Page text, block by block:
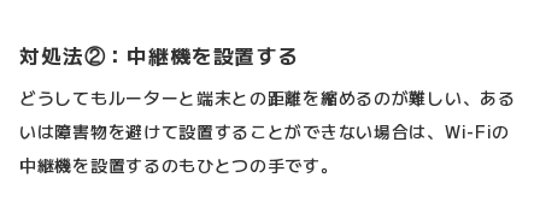
対処法②：中継機を設置する
どうしてもルーターと端末との距離を縮めるのが難しい、ある
いは障害物を避けて設置することができない場合は、Wi-Fiの
中継機を設置するのもひとつの手です。